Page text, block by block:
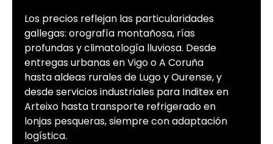
Los precios reflejan las particularidades
gallegas: orografía montañosa, rías
profundas y climatología lluviosa. Desde
entregas urbanas en Vigo o A Coruña
hasta aldeas rurales de Lugo y Ourense, y
desde servicios industriales para Inditex en
Arteixo hasta transporte refrigerado en
lonjas pesqueras, siempre con adaptación
logística.